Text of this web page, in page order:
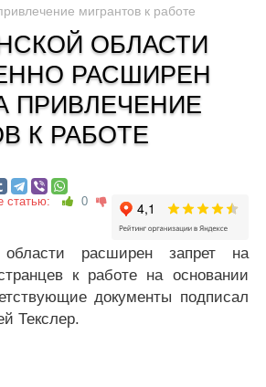
мигрантов к работе
ОБЛАСТИ
РАСШИРЕН
ПРИВЛЕЧЕНИЕ
К РАБОТЕ
статью: 0
расширен запрет на
к работе на основании
документы подписал
Текслер.